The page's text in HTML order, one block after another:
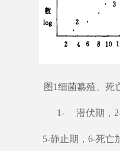
图1细菌纂殖、死亡
1- 潜伏期，2-
5-静止期，6-死亡